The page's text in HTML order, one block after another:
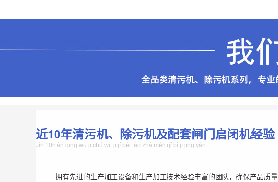
近10年清污机、除污机及配套闸门启闭机经验
Jìn 10nián qīng wū jī chú wū jī jí pèi tào zhá mén qǐ bì jī jīng yàn
拥有先进的生产加工设备和生产加工技术经验丰富的团队，确保产品质量